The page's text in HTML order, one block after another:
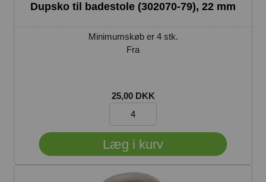
Dupsko til badestole (302070-79), 22 mm
Minimumskøb er 4 stk.
Fra
25,00 DKK